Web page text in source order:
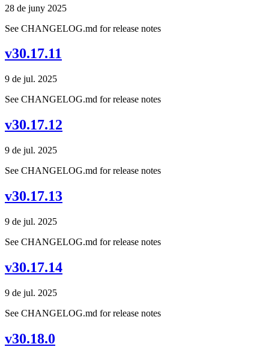
28 de juny 2025
See CHANGELOG.md for release notes
v30.17.11
9 de jul. 2025
See CHANGELOG.md for release notes
v30.17.12
9 de jul. 2025
See CHANGELOG.md for release notes
v30.17.13
9 de jul. 2025
See CHANGELOG.md for release notes
v30.17.14
9 de jul. 2025
See CHANGELOG.md for release notes
v30.18.0